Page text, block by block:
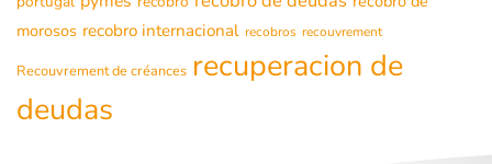
morosos recobro internacional recobros recouvrement
Recouvrement de créances recuperacion de
deudas